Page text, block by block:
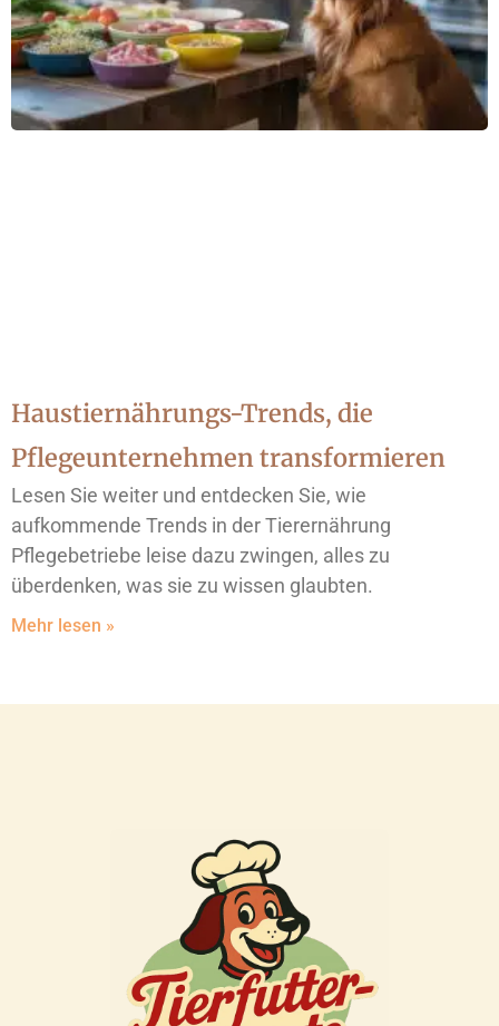
Haustiernährungs-Trends, die
Pflegeunternehmen transformieren
Lesen Sie weiter und entdecken Sie, wie
aufkommende Trends in der Tierernährung
Pflegebetriebe leise dazu zwingen, alles zu
überdenken, was sie zu wissen glaubten.
Mehr lesen »